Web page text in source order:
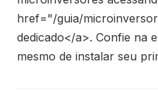
href="/guia/
dedicado</a>. Confie na
mesmo de instalar seu